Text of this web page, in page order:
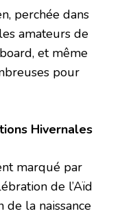
perchée dans
amateurs de
et même
pour
Hivernales
marqué par
de l’Aïd
la naissance